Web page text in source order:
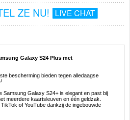
ZE NU! LIVE CHAT
Galaxy S24 Plus met
bescherming bieden tegen alledaagse
Samsung Galaxy S24+ is elegant en past bij
meerdere kaartsleuven en één geldzak.
of YouTube dankzij de ingebouwde